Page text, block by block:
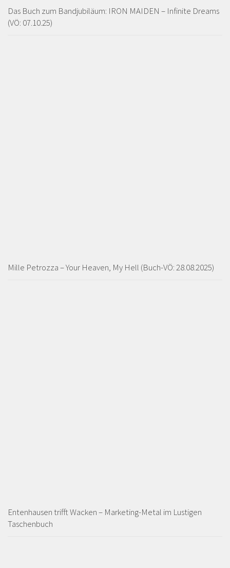
Das Buch zum Bandjubiläum: IRON MAIDEN – Infinite Dreams
(VÖ: 07.10.25)
Mille Petrozza – Your Heaven, My Hell (Buch-VÖ: 28.08.2025)
Entenhausen trifft Wacken – Marketing-Metal im Lustigen
Taschenbuch